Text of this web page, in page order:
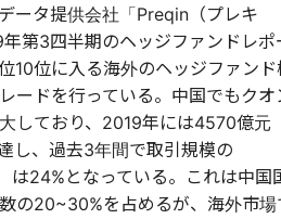
ータ提供会社「Preqin（プレキ
第3四半期のヘッジファンドレポ
10位に入る海外のヘッジファンド
ードを行っている。中国でもクオ
しており、2019年には4570億元
し、過去3年間で取引規模の
は24%となっている。これは中国
の20~30%を占めるが、海外市場